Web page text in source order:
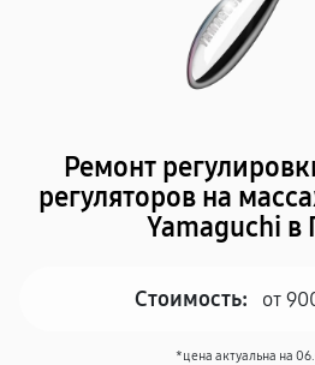
Ремонт
регуляторов на
Yamaguchi в
Стоимость: от
*цена актуальна на